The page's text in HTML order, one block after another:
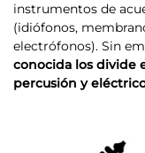
instrumentos de
(idiófonos,
electrófonos). Sin
conocida los divide
percusión y